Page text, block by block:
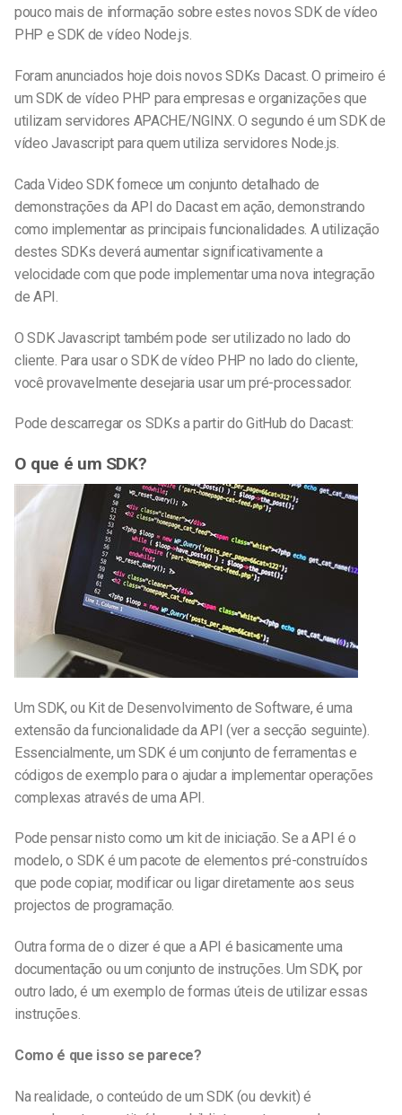
pouco mais de informação sobre estes novos SDK de vídeo
PHP e SDK de vídeo Node.js.
Foram anunciados hoje dois novos SDKs Dacast. O primeiro é
um SDK de vídeo PHP para empresas e organizações que
utilizam servidores APACHE/NGINX. O segundo é um SDK de
vídeo Javascript para quem utiliza servidores Node.js.
Cada Video SDK fornece um conjunto detalhado de
demonstrações da API do Dacast em ação, demonstrando
como implementar as principais funcionalidades. A utilização
destes SDKs deverá aumentar significativamente a
velocidade com que pode implementar uma nova integração
de API.
O SDK Javascript também pode ser utilizado no lado do
cliente. Para usar o SDK de vídeo PHP no lado do cliente,
você provavelmente desejaria usar um pré-processador.
Pode descarregar os SDKs a partir do GitHub do Dacast:
O que é um SDK?
Um SDK, ou Kit de Desenvolvimento de Software, é uma
extensão da funcionalidade da API (ver a secção seguinte).
Essencialmente, um SDK é um conjunto de ferramentas e
códigos de exemplo para o ajudar a implementar operações
complexas através de uma API.
Pode pensar nisto como um kit de iniciação. Se a API é o
modelo, o SDK é um pacote de elementos pré-construídos
que pode copiar, modificar ou ligar diretamente aos seus
projectos de programação.
Outra forma de o dizer é que a API é basicamente uma
documentação ou um conjunto de instruções. Um SDK, por
outro lado, é um exemplo de formas úteis de utilizar essas
instruções.
Como é que isso se parece?
Na realidade, o conteúdo de um SDK (ou devkit) é